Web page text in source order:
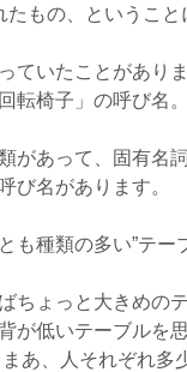
もの、ということ
ていたことがありま
転椅子」の呼び名。
があって、固有名
び名があります。
も種類の多い”テー
ちょっと大きめの
が低いテーブルを
あ、人それぞれ多